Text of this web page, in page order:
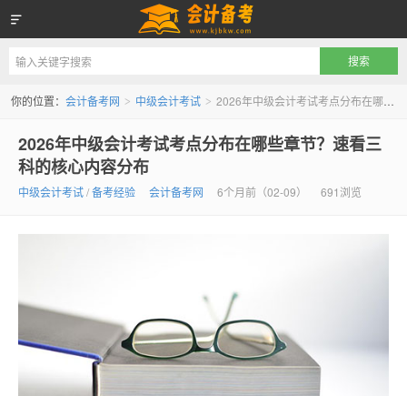
会计备考网
你的位置： 会计备考网 > 中级会计考试 > 2026年中级会计考试考点分布在哪些章节？速看三科的核心内容分布
2026年中级会计考试考点分布在哪些章节？速看三
科的核心内容分布
中级会计考试/备考经验 会计备考网 6个月前（02-09） 691浏览